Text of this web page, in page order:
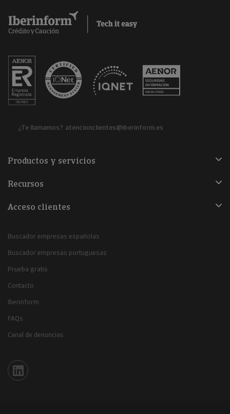
¿Te llamamos? atencionclientes@iberinform.es
Productos y servicios
Recursos
Acceso clientes
Buscador empresas españolas
Buscador empresas portuguesas
Prueba gratis
Contacto
Iberinform
FAQs
Canal de denuncias
Iberinform en Linkedin